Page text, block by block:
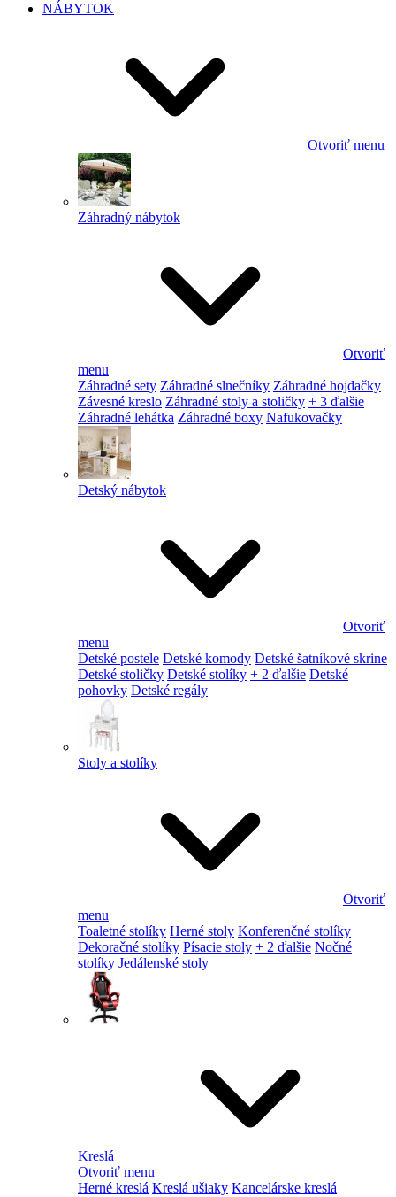
NÁBYTOK
Otvoriť menu
Záhradný nábytok
Otvoriť
menu
Záhradné sety Záhradné slnečníky Záhradné hojdačky
Závesné kreslo Záhradné stoly a stoličky + 3 ďalšie
Záhradné lehátka Záhradné boxy Nafukovačky
Detský nábytok
Otvoriť
menu
Detské postele Detské komody Detské šatníkové skrine
Detské stoličky Detské stolíky + 2 ďalšie Detské
pohovky Detské regály
Stoly a stolíky
Otvoriť
menu
Toaletné stolíky Herné stoly Konferenčné stolíky
Dekoračné stolíky Písacie stoly + 2 ďalšie Nočné
stolíky Jedálenské stoly
Kreslá
Otvoriť menu
Herné kreslá Kreslá ušiaky Kancelárske kreslá